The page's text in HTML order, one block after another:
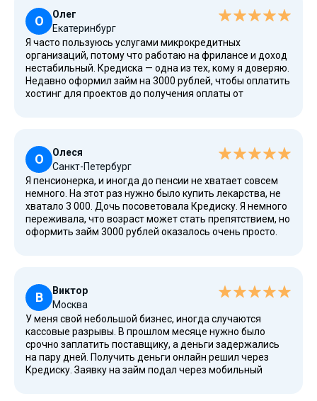
через 10 дней закрыл долг. Проценты начислили только
за фактическое время пользования займом. Очень
удобно, что можно зайти в личный кабинет и оплаты
займа проводить в пару кликов. Рекомендую всем, у
кого сложности с кредитной историей.
О
Олег
Екатеринбург
Я часто пользуюсь услугами микрокредитных
организаций, потому что работаю на фрилансе и доход
нестабильный. Кредиска — одна из тех, кому я доверяю.
Недавно оформил займ на 3000 рублей, чтобы оплатить
хостинг для проектов до получения оплаты от
порадовала — заявку на займ рассмотрели за 5 минут.
Сайт работает стабильно, никаких сбоев. Плюс
виртуальные карты можно использовать для
получения, если физической под рукой нет. Лучшие
МФО, выдающие быстрые переводы — это точно про
Кредиску.
О
Олеся
Санкт-Петербург
Я пенсионерка, и иногда до пенсии не хватает совсем
немного. На этот раз нужно было купить лекарства, не
хватало 3 000. Дочь посоветовала Кредиску. Я немного
переживала, что возраст может стать препятствием, но
оформить займ 3000 рублей оказалось очень просто.
10 дней, переплата была минимальной. Важно, что для
пенсионеров условия такие же лояльные, как и для
всех. Люди в поддержке вежливые, всё подробно
объяснили по телефону. Теперь знаю, куда обратиться
в случае необходимости.
В
Виктор
Москва
У меня свой небольшой бизнес, иногда случаются
кассовые разрывы. В прошлом месяце нужно было
срочно заплатить поставщику, а деньги задержались
на пару дней. Получить деньги онлайн решил через
Кредиску. Заявку на займ подал через мобильный